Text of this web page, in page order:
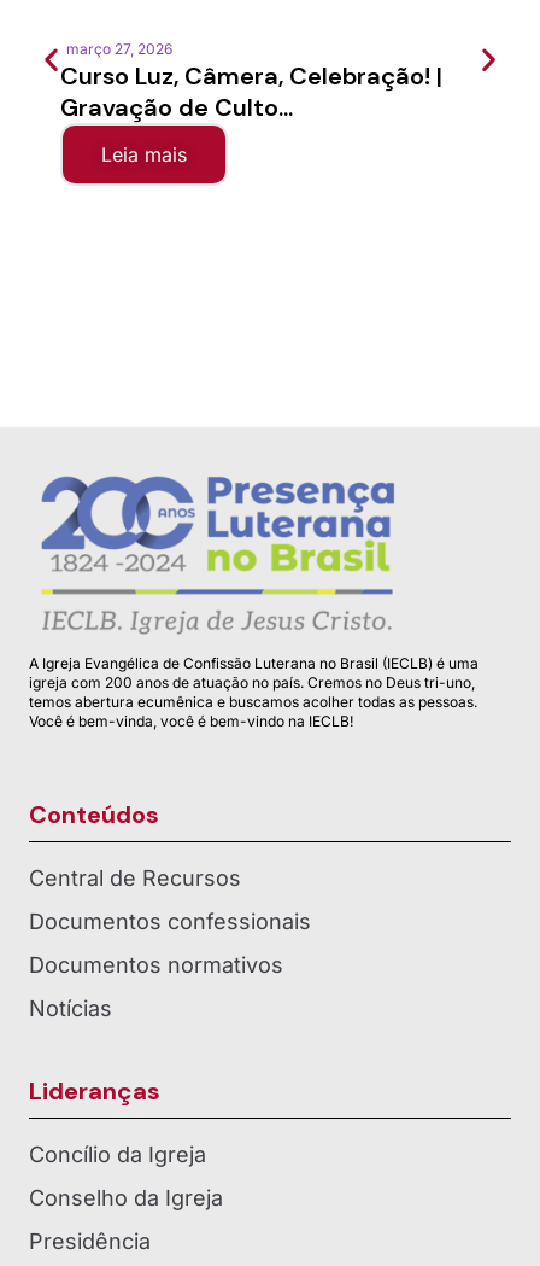
março 27, 2026
Curso Luz, Câmera, Celebração! |
Gravação de Culto...
Leia mais
A Igreja Evangélica de Confissão Luterana no Brasil (IECLB) é uma
igreja com 200 anos de atuação no país. Cremos no Deus tri-uno,
temos abertura ecumênica e buscamos acolher todas as pessoas.
Você é bem-vinda, você é bem-vindo na IECLB!
Conteúdos
Central de Recursos
Documentos confessionais
Documentos normativos
Notícias
Lideranças
Concílio da Igreja
Conselho da Igreja
Presidência